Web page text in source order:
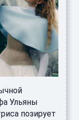
Ульяны
позирует